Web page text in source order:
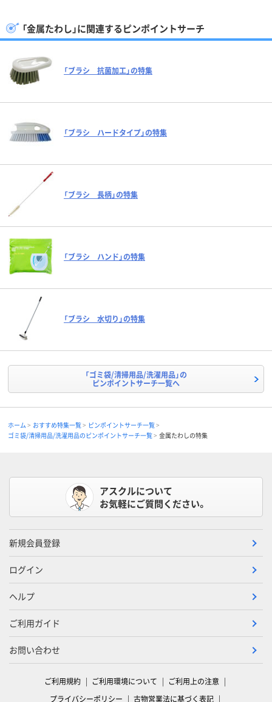
「金属たわし」に関連するピンポイントサーチ
「ブラシ 抗菌加工」の特集
「ブラシ ハードタイプ」の特集
「ブラシ 長柄」の特集
「ブラシ ハンド」の特集
「ブラシ 水切り」の特集
「ゴミ袋/清掃用品/洗濯用品」の
ピンポイントサーチ一覧へ
ホーム おすすめ特集一覧
ピンポイントサーチ一覧
ゴミ袋/清掃用品/洗濯用品のピンポイントサーチ一覧
金属たわしの特集
アスクルについて
お気軽にご質問ください。
新規会員登録
ログイン
ヘルプ
ご利用ガイド
お問い合わせ
ご利用規約 ご利用環境について
ご利用上の注意
プライバシーポリシー
古物営業法に基づく表記